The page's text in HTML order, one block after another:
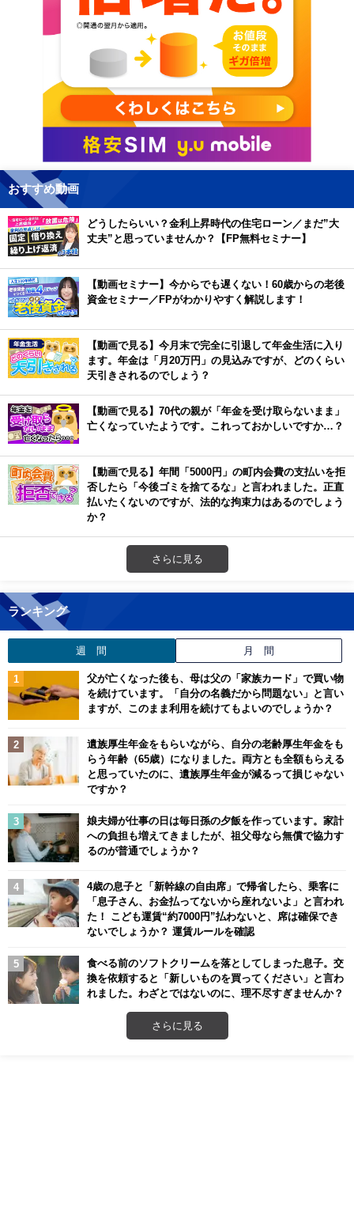
おすすめ動画
どうしたらいい？金利上昇時代の住宅ローン／まだ”大
丈夫”と思っていませんか？【FP無料セミナー】
【動画セミナー】今からでも遅くない！60歳からの老後
資金セミナー／FPがわかりやすく解説します！
【動画で見る】今月末で完全に引退して年金生活に入り
ます。年金は「月20万円」の見込みですが、どのくらい
天引きされるのでしょう？
【動画で見る】70代の親が「年金を受け取らないまま」
亡くなっていたようです。これっておかしいですか…？
【動画で見る】年間「5000円」の町内会費の支払いを拒
否したら「今後ゴミを捨てるな」と言われました。正直
払いたくないのですが、法的な拘束力はあるのでしょう
か？
さらに見る
ランキング
週 間 月 間
父が亡くなった後も、母は父の「家族カード」で買い物
を続けています。「自分の名義だから問題ない」と言い
ますが、このまま利用を続けてもよいのでしょうか？
遺族厚生年金をもらいながら、自分の老齢厚生年金をも
らう年齢（65歳）になりました。両方とも全額もらえる
と思っていたのに、遺族厚生年金が減るって損じゃない
ですか？
娘夫婦が仕事の日は毎日孫の夕飯を作っています。家計
への負担も増えてきましたが、祖父母なら無償で協力す
るのが普通でしょうか？
4歳の息子と「新幹線の自由席」で帰省したら、乗客に
「息子さん、お金払ってないから座れないよ」と言われ
た！ こども運賃“約7000円”払わないと、席は確保でき
ないでしょうか？ 運賃ルールを確認
食べる前のソフトクリームを落としてしまった息子。交
換を依頼すると「新しいものを買ってください」と言わ
れました。わざとではないのに、理不尽すぎませんか？
さらに見る